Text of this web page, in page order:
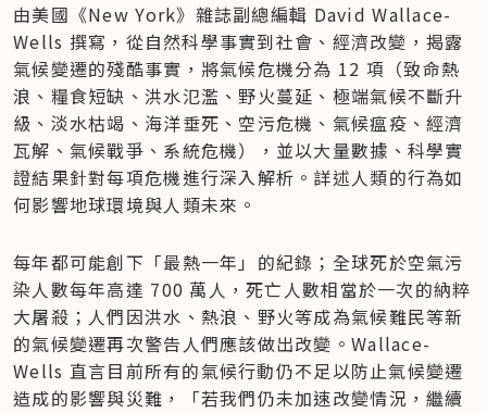
由美國《New York》雜誌副總編輯 David Wallace-
Wells 撰寫，從自然科學事實到社會、經濟改變，揭露
氣候變遷的殘酷事實，將氣候危機分為 12 項（致命熱
浪、糧食短缺、洪水氾濫、野火蔓延、極端氣候不斷升
級、淡水枯竭、海洋垂死、空污危機、氣候瘟疫、經濟
瓦解、氣候戰爭、系統危機），並以大量數據、科學實
證結果針對每項危機進行深入解析。詳述人類的行為如
何影響地球環境與人類未來。
每年都可能創下「最熱一年」的紀錄；全球死於空氣污
染人數每年高達 700 萬人，死亡人數相當於一次的納粹
大屠殺；人們因洪水、熱浪、野火等成為氣候難民等新
的氣候變遷再次警告人們應該做出改變。Wallace-
Wells 直言目前所有的氣候行動仍不足以防止氣候變遷
造成的影響與災難，「若我們仍未加速改變情況，繼續